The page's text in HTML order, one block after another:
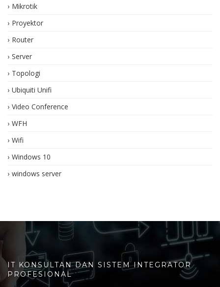
Mikrotik
Proyektor
Router
Server
Topologi
Ubiquiti Unifi
Video Conference
WFH
Wifi
Windows 10
windows server
IT KONSULTAN DAN SISTEM INTEGRATOR
PROFESIONAL